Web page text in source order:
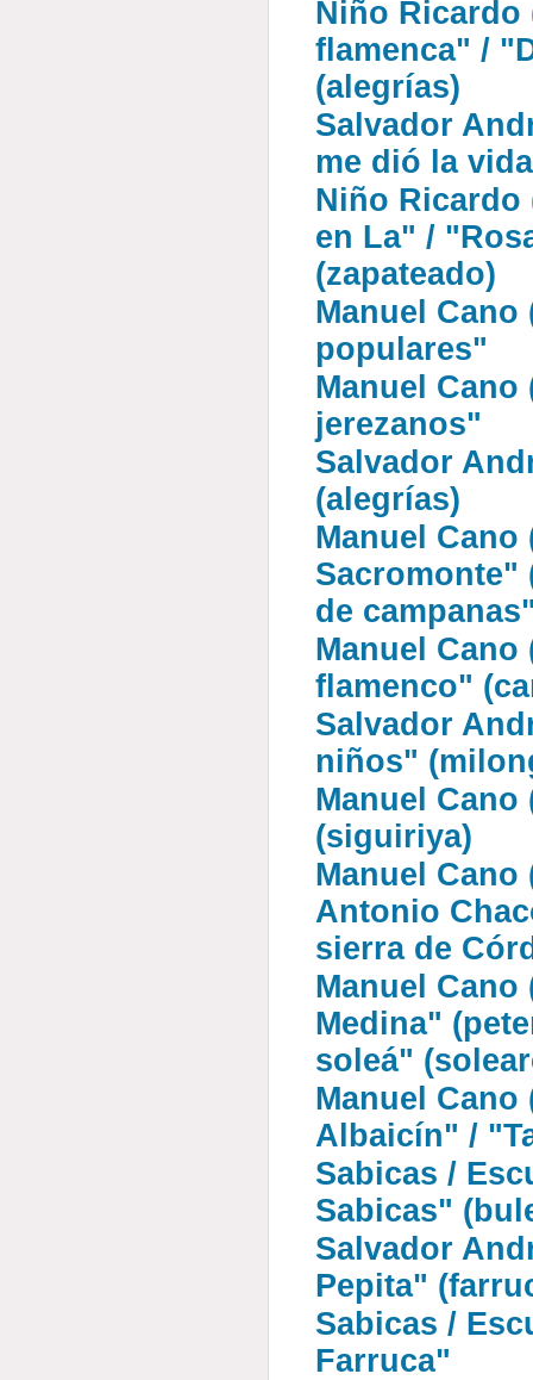
Niño Ricardo
flamenca" /
(alegrías)
Salvador
me dió la
Niño Ricardo
en La" /
(zapateado)
Manuel Cano
populares"
Manuel
jerezanos"
Salvador
(alegrías)
Manuel Cano
Sacromonte"
de
Manuel Cano
flamenco"
Salvador
niños"
Manuel
(siguiriya)
Manuel Cano
Antonio
sierra de
Manuel
Medina"
soleá"
Manuel
Albaicín" /
Sabicas /
Sabicas"
Salvador
Pepita"
Sabicas /
Farruca"